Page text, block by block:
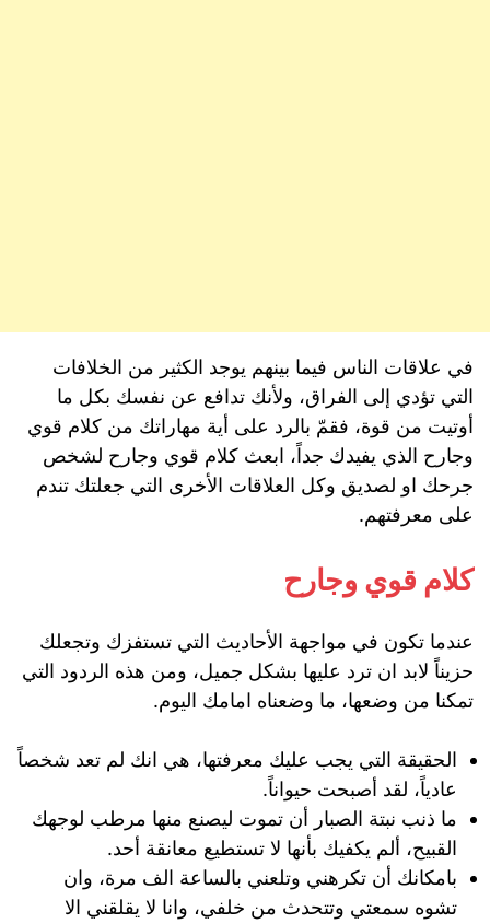
في علاقات الناس فيما بينهم يوجد الكثير من الخلافات
التي تؤدي إلى الفراق، ولأنك تدافع عن نفسك بكل ما
أوتيت من قوة، فقمّ بالرد على أية مهاراتك من كلام قوي
وجارح الذي يفيدك جداً، ابعث كلام قوي وجارح لشخص
جرحك او لصديق وكل العلاقات الأخرى التي جعلتك تندم
على معرفتهم.
كلام قوي وجارح
عندما تكون في مواجهة الأحاديث التي تستفزك وتجعلك
حزيناً لابد ان ترد عليها بشكل جميل، ومن هذه الردود التي
تمكنا من وضعها، ما وضعناه امامك اليوم.
الحقيقة التي يجب عليك معرفتها، هي انك لم تعد شخصاً
عادياً، لقد أصبحت حيواناً.
ما ذنب نبتة الصبار أن تموت ليصنع منها مرطب لوجهك
القبيح، ألم يكفيك بأنها لا تستطيع معانقة أحد.
بامكانك أن تكرهني وتلعني بالساعة الف مرة، وان
تشوه سمعتي وتتحدث من خلفي، وانا لا يقلقني الا